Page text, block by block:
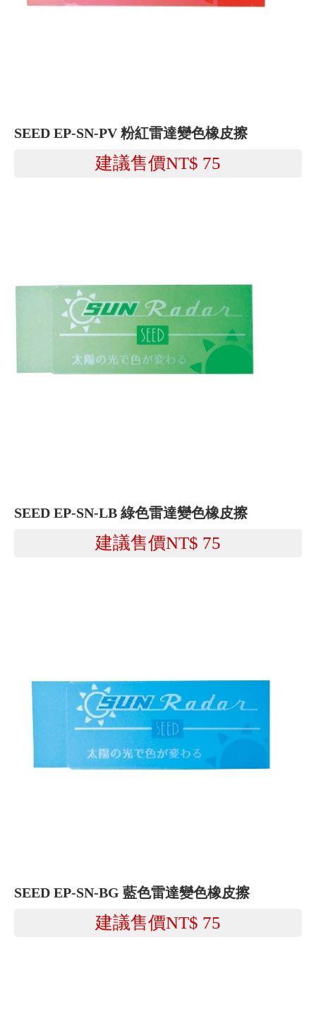
SEED EP-SN-PV 粉紅雷達變色橡皮擦
建議售價NT$ 75
SEED EP-SN-LB 綠色雷達變色橡皮擦
建議售價NT$ 75
SEED EP-SN-BG 藍色雷達變色橡皮擦
建議售價NT$ 75